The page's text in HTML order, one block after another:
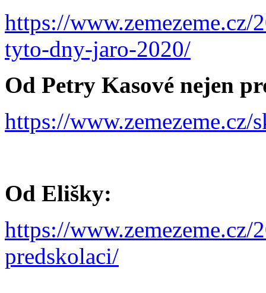
https://
tyto-dny-jaro-2020/
Od Petry Kasové nejen
https://
Od Elišky:
https://
predskolaci/